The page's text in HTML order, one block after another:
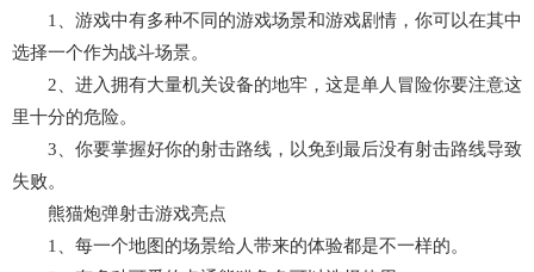
1、游戏中有多种不同的游戏场景和游戏剧情，你可以在其中
选择一个作为战斗场景。
2、进入拥有大量机关设备的地牢，这是单人冒险你要注意这
里十分的危险。
3、你要掌握好你的射击路线，以免到最后没有射击路线导致
失败。
熊猫炮弹射击游戏亮点
1、每一个地图的场景给人带来的体验都是不一样的。